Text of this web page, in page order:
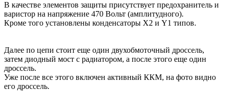
В качестве элементов защиты присутствует предохранитель и
варистор на напряжение 470 Вольт (амплитудного).
Кроме того установлены конденсаторы Х2 и Y1 типов.
Далее по цепи стоит еще один двухобмоточный дроссель,
затем диодный мост с радиатором, а после этого еще один
дроссель.
Уже после все этого включен активный ККМ, на фото видно
его дроссель.